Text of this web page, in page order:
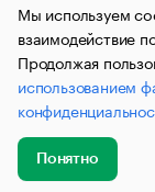
© АО
и материалы
связи,
коммуникаций
№ФС77-63848)
публикации
не
до 18 лет.
Мы используем
взаимодействие
Продолжая
использованием
Понятно